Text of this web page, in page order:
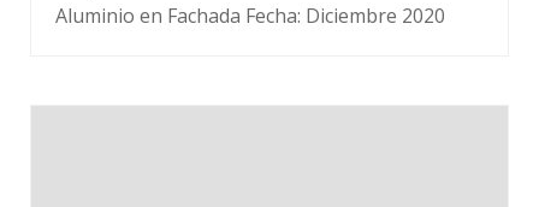
Aluminio en Fachada Fecha: Diciembre 2020